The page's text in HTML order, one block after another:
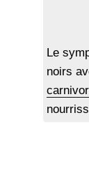
Le
noirs